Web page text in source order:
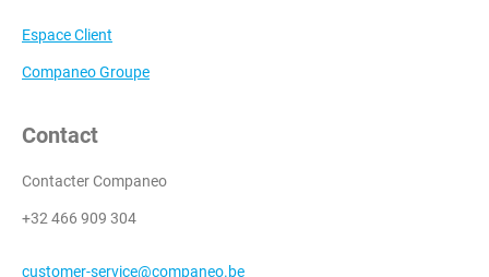
Espace Client
Companeo Groupe
Contact
Contacter Companeo
+32 466 909 304
customer-service@companeo.be